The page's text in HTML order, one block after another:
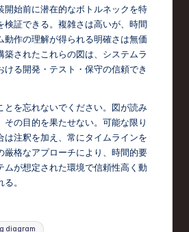
開始前に潜在的なボトルネックを特
検証できる。複雑さは高いが、時間
動作の理解が得られる明確さは無価
築されたこれらの図は、システムラ
ける開発・テスト・保守の信頼でき
とを忘れないでください。図が読み
その目的を果たせない。可能な限り
は注釈を加え、常にタイムラインを
厳格なアプローチにより、時間的要
ムが想定された環境で信頼性高く動
。
diagram